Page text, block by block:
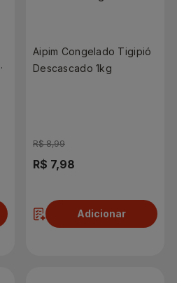
Aipim Congelado Tigipió
Descascado 1kg
R$ 8,99
R$ 7,98
Adicionar